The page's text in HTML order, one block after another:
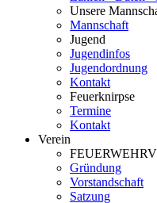
Unsere
Mannschaft
Jugend
Jugendinfos
Jugendordnung
Kontakt
Feuerknirpse
Termine
Kontakt
Verein
Gründung
Vorstandschaft
Satzung